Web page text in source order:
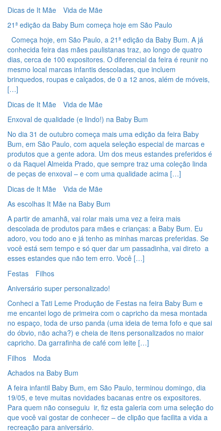
Dicas de It Mãe
Vida de Mãe
21ª edição da Baby Bum começa hoje em São Paulo
Começa hoje, em São Paulo, a 21ª edição da Baby Bum. A já
conhecida feira das mães paulistanas traz, ao longo de quatro
dias, cerca de 100 expositores. O diferencial da feira é reunir no
mesmo local marcas infantis descoladas, que incluem
brinquedos, roupas e calçados, de 0 a 12 anos, além de móveis,
[…]
Dicas de It Mãe
Vida de Mãe
Enxoval de qualidade (e lindo!) na Baby Bum
No dia 31 de outubro começa mais uma edição da feira Baby
Bum, em São Paulo, com aquela seleção especial de marcas e
produtos que a gente adora. Um dos meus estandes preferidos é
o da Raquel Almeida Prado, que sempre traz uma coleção linda
de peças de enxoval – e com uma qualidade acima […]
Dicas de It Mãe
Vida de Mãe
As escolhas It Mãe na Baby Bum
A partir de amanhã, vai rolar mais uma vez a feira mais
descolada de produtos para mães e crianças: a Baby Bum. Eu
adoro, vou todo ano e já tenho as minhas marcas preferidas. Se
você está sem tempo e só quer dar um passadinha, vai direto a
esses estandes que não tem erro. Você […]
Festas
Filhos
Aniversário super personalizado!
Conheci a Tati Leme Produção de Festas na feira Baby Bum e
me encantei logo de primeira com o capricho da mesa montada
no espaço, toda de urso panda (uma ideia de tema fofo e que sai
do óbvio, não acha?) e cheia de itens personalizados no maior
capricho. Da garrafinha de café com leite […]
Filhos
Moda
Achados na Baby Bum
A feira infantil Baby Bum, em São Paulo, terminou domingo, dia
19/05, e teve muitas novidades bacanas entre os expositores.
Para quem não conseguiu ir, fiz esta galeria com uma seleção do
que você vai gostar de conhecer – de clipão que facilita a vida a
recreação para aniversário.